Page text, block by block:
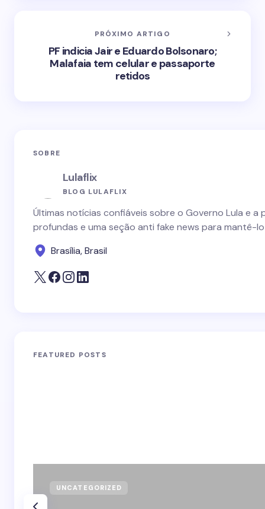
PRÓXIMO ARTIGO
PF indicia Jair e Eduardo Bolsonaro;
Malafaia tem celular e passaporte
retidos
SOBRE
Lulaflix
BLOG LULAFLIX
Últimas notícias confiáveis sobre o Governo Lula e
profundas e uma seção anti fake news para mantê-
Brasília, Brasil
FEATURED POSTS
UNCATEGORIZED